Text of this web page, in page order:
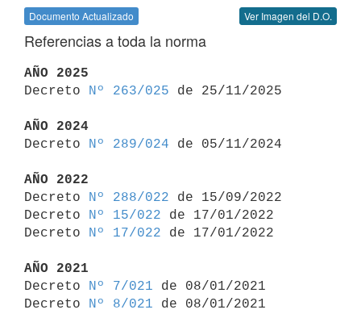
Documento Actualizado Ver Imagen del D.O.
Referencias a toda la norma
AÑO 2025
Decreto
Nº 263/025 de 25/11/2025
AÑO 2024
Decreto
Nº 289/024 de 05/11/2024
AÑO 2022
Decreto
Nº 288/022 de 15/09/2022
Decreto
Nº 15/022 de 17/01/2022
Decreto
Nº 17/022 de 17/01/2022
AÑO 2021
Decreto
Nº 7/021 de 08/01/2021
Decreto
Nº 8/021 de 08/01/2021